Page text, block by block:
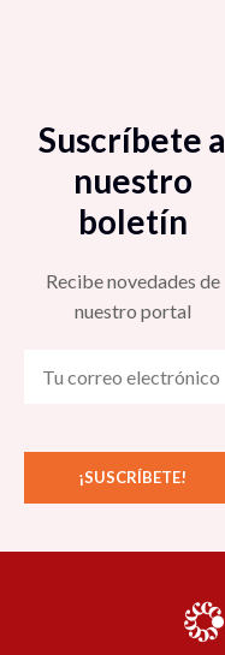
Suscríbete a
nuestro
boletín
Recibe novedades de
nuestro portal